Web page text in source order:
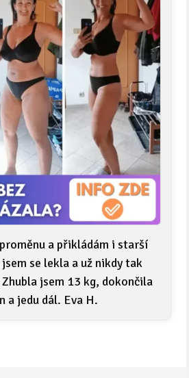
a přikládám i starší
se lekla a už nikdy tak
jsem 13 kg, dokončila
a jedu dál. Eva H.